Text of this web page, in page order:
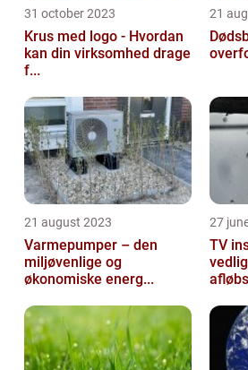
31 october 2023
Krus med logo - Hvordan
kan din virksomhed drage
f...
21
21 august 2023
Varmepumper – den
miljøvenlige og
økonomiske energ...
27
TV